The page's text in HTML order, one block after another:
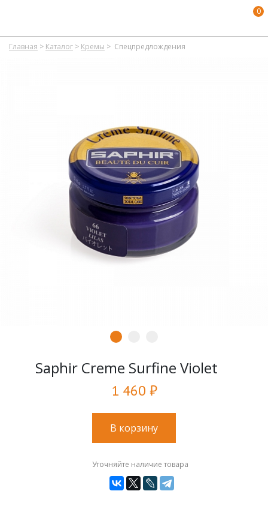
0
Главная > Каталог > Кремы > Спецпредлождения
Saphir Creme Surfine Violet
1 460 ₽
В корзину
Уточняйте наличие товара